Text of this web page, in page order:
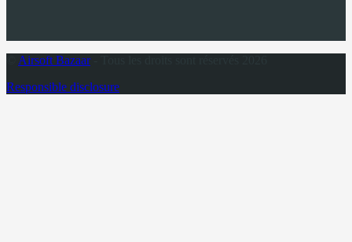
Airsoft Bazaar- Tous les droits sont réservés 2026
Responsible disclosure